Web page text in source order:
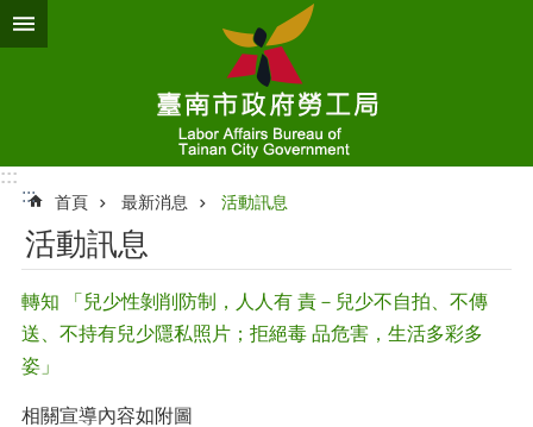
跳到主要內容區塊
:::
:::
首頁 最新消息 活動訊息
活動訊息
轉知 「兒少性剝削防制，人人有 責－兒少不自拍、不傳
送、不持有兒少隱私照片；拒絕毒 品危害，生活多彩多
姿」
相關宣導內容如附圖